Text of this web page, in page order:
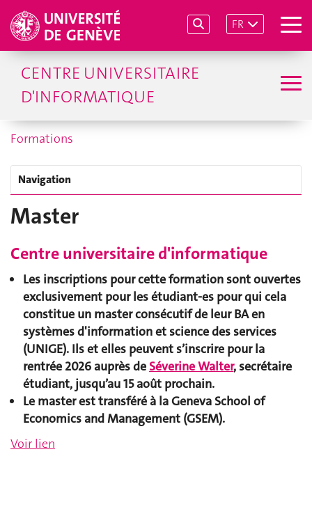
FR
CENTRE UNIVERSITAIRE
D'INFORMATIQUE
Formations
Navigation
Master
Centre universitaire d'informatique
Les inscriptions pour cette formation sontouvertes
exclusivement pour lesétudiant-es pour qui cela
constitue un master consécutif de leur BA en
systèmes d'information et science des services
(UNIGE). Ils et elles peuvent s’inscrire pour la
rentrée 2026 auprès de Séverine Walter, secrétaire
étudiant, jusqu’au 15 août prochain.
Le master est transféré à la Geneva School of
Economics and Management (GSEM).
Voir lien